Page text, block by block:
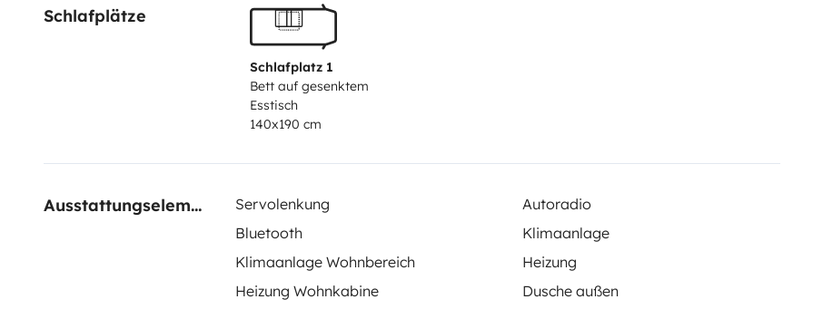
Schlafplätze
Schlafplatz 1
Bett auf gesenktem
Esstisch
140x190 cm
Ausstattungselemente Servolenkung
Autoradio
Bluetooth
Klimaanlage
Klimaanlage Wohnbereich
Heizung
Heizung Wohnkabine
Dusche außen